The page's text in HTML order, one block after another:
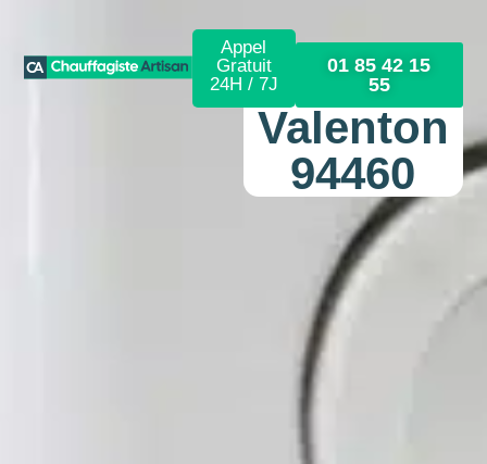
Appel
Gratuit
24H / 7J
01 85 42 15
55
Valenton
94460